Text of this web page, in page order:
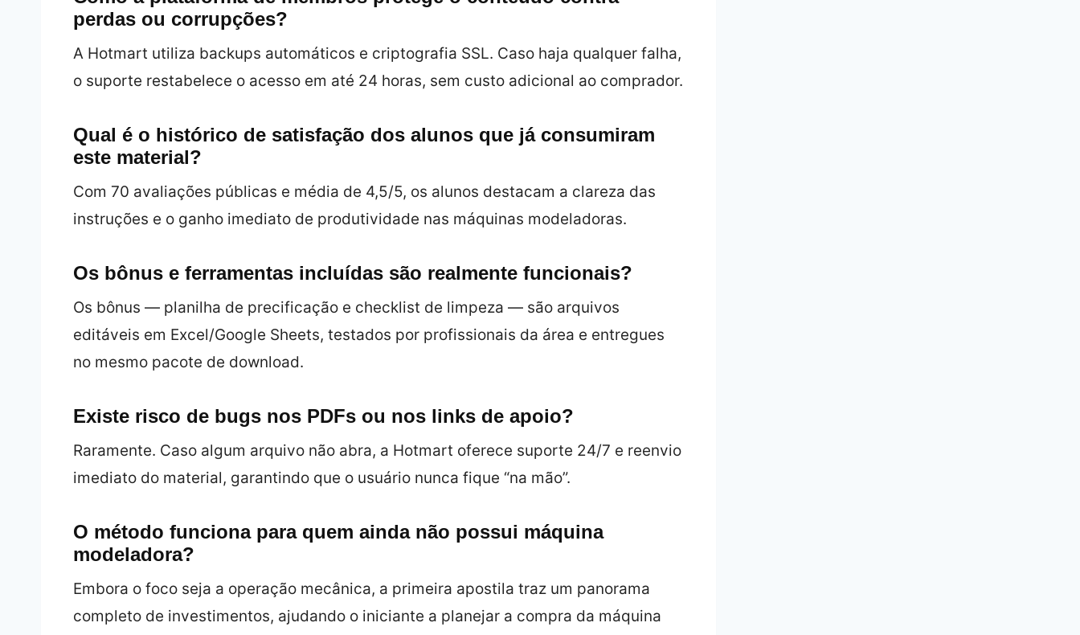
perdas ou corrupções?
A Hotmart utiliza backups automáticos e criptografia SSL. Caso haja qualquer falha,
o suporte restabelece o acesso em até 24 horas, sem custo adicional ao comprador.
Qual é o histórico de satisfação dos alunos que já consumiram
este material?
Com 70 avaliações públicas e média de 4,5/5, os alunos destacam a clareza das
instruções e o ganho imediato de produtividade nas máquinas modeladoras.
Os bônus e ferramentas incluídas são realmente funcionais?
Os bônus — planilha de precificação e checklist de limpeza — são arquivos
editáveis em Excel/Google Sheets, testados por profissionais da área e entregues
no mesmo pacote de download.
Existe risco de bugs nos PDFs ou nos links de apoio?
Raramente. Caso algum arquivo não abra, a Hotmart oferece suporte 24/7 e reenvio
imediato do material, garantindo que o usuário nunca fique “na mão”.
O método funciona para quem ainda não possui máquina
modeladora?
Embora o foco seja a operação mecânica, a primeira apostila traz um panorama
completo de investimentos, ajudando o iniciante a planejar a compra da máquina